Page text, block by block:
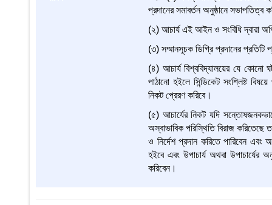
প্রদানের সমাবর্তন অনুষ্ঠানে সভাপতিত্ব
(২) আচার্য এই আইন ও সংবিধি দ্বারা
(৩) সম্মানসূচক ডিগ্রি প্রদানের
(৪) আচার্য বিশ্ববিদ্যালয়ের যে কোনো
পাঠানো হইলে সিন্ডিকেট সংশ্লিষ্ট
নিকট প্রেরণ করিবে।
(৫) আচার্যের নিকট যদি
অস্বাভাবিক পরিস্থিতি বিরাজ করিতেছে
ও নির্দেশ প্রদান করিতে পারিবেন এবং
হইবে এবং উপাচার্য অথবা উপাচার্যের
করিবেন।